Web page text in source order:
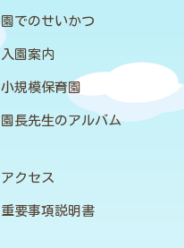
園でのせいかつ
入園案内
小規模保育園
園長先生のアルバム
アクセス
重要事項説明書